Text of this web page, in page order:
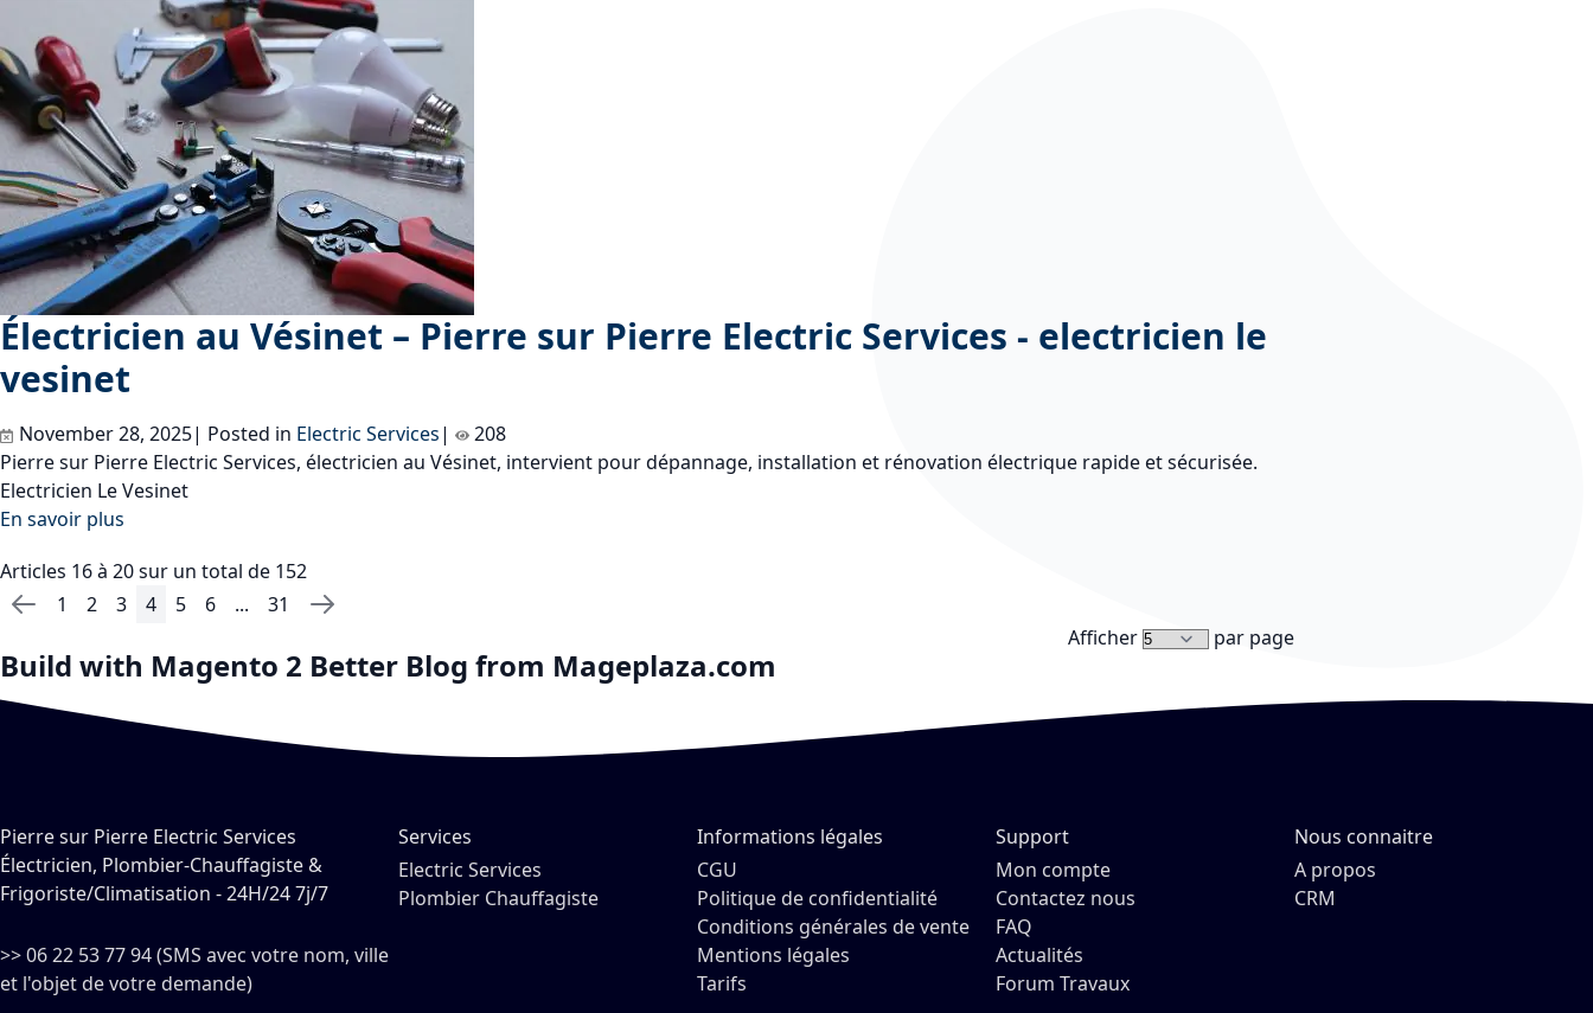
Électricien au Vésinet – Pierre sur Pierre Electric Services - electricien le
vesinet
November 28, 2025| Posted in Electric Services|
208
Pierre sur Pierre Electric Services, électricien au Vésinet, intervient pour dépannage, installation et rénovation électrique rapide et sécurisée.
Electricien Le Vesinet
En savoir plus
Articles 16 à 20 sur un total de 152
PagePage
Précédent
Page
1 Page
2 Page
3 Vous lisez actuellement la page
4 Page
5 Page
6 ... Page
31 Page
Suivant
Afficher par page
Build with Magento 2 Better Blog from Mageplaza.com
Pierre sur Pierre Electric Services
Électricien, Plombier-Chauffagiste &
Frigoriste/Climatisation - 24H/24 7j/7
>> 06 22 53 77 94 (SMS avec votre nom, ville
et l'objet de votre demande)
Services
Electric Services
Plombier Chauffagiste
Informations légales
CGU
Politique de confidentialité
Conditions générales de vente
Mentions légales
Tarifs
Support
Mon compte
Contactez nous
FAQ
Actualités
Forum Travaux
Nous connaitre
A propos
CRM